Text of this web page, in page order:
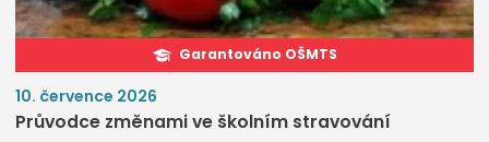
Garantováno OŠMTS
10. července 2026
Průvodce změnami ve školním stravování